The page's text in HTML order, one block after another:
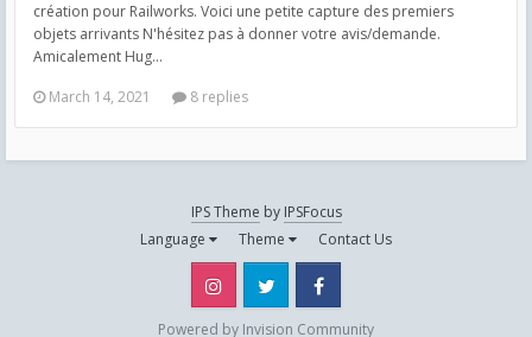
création pour Railworks. Voici une petite capture des premiers
objets arrivants N'hésitez pas à donner votre avis/demande.
Amicalement Hug...
March 14, 2021
8 replies
IPS Theme by IPSFocus
Language
Theme Contact Us
Instagram Twitter
Powered by Invision Community